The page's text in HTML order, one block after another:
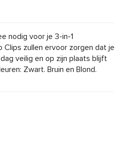
nodig voor je 3-in-1
Clips zullen ervoor zorgen dat je
veilig en op zijn plaats blijft
Zwart. Bruin en Blond.